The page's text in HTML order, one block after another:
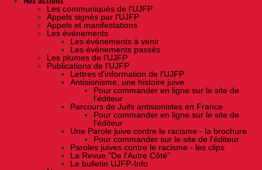
Les communiqués de l'UJFP
Appels signés par l'UJFP
Appels et manifestations
Les événements
Les événements à venir
Les événements passés
Les plumes de l'UJFP
Publications de l'UJFP
Lettres d'information de l'UJFP
Antisionisme, une histoire juive
Pour commander en ligne sur le site de
l'éditeur
Parcours de Juifs antisionistes en France
Pour commander en ligne sur le site de
l'éditeur
Une Parole juive contre le racisme - la brochure
Pour commander sur le site de l'éditeur
Paroles juives contre le racisme - les clips
La Revue "De l'Autre Côté"
Le bulletin UJFP-Info